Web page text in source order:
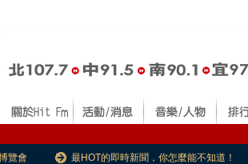
覽會 最HOT的即時新聞，你怎麼能不知道！